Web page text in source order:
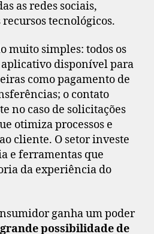
as redes sociais,
tecnológicos.
muito simples: todos os
disponível para
como pagamento de
o contato
no caso de solicitações
otimiza processos e
cliente. O setor investe
e ferramentas que
da experiência do
ganha um poder
grande possibilidade de